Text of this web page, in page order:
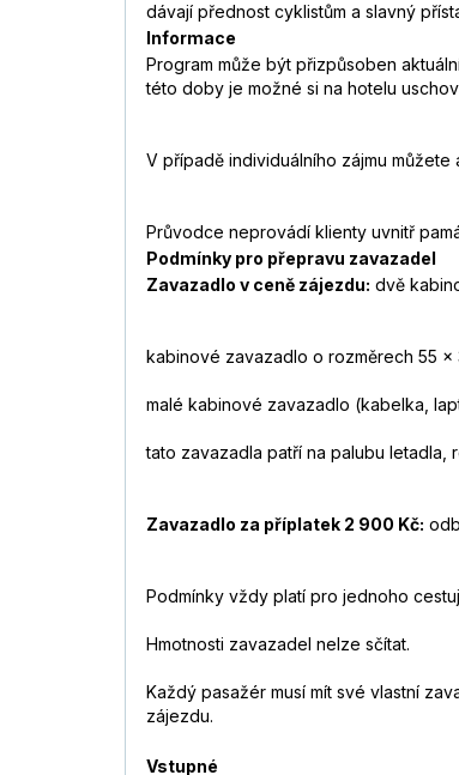
dávají přednost cyklistům a slavný
Informace
Program může být přizpůsoben
této doby je možné si na hotelu
V případě individuálního zájmu
Průvodce neprovádí klienty uvnitř
Podmínky pro přepravu zavazadel
Zavazadlo v ceně zájezdu: dvě
kabinové zavazadlo o rozměrech 55 x
malé kabinové zavazadlo (kabelka,
tato zavazadla patří na palubu
Zavazadlo za příplatek 2 900 Kč:
Podmínky vždy platí pro jednoho
Hmotnosti zavazadel nelze sčítat.
Každý pasažér musí mít své vlastní
zájezdu.
Vstupné